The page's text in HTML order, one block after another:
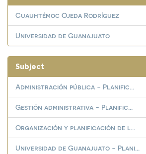
Cuauhtémoc Ojeda Rodríguez
Universidad de Guanajuato
Subject
Administración pública - Planific...
Gestión administrativa - Planific...
Organización y planificación de l...
Universidad de Guanajuato - Plani...